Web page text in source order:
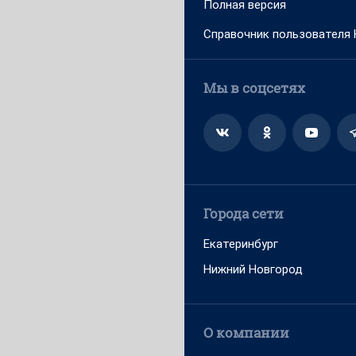
Полная версия
Справочник пользователя
Мы в соцсетях
Города сети
Екатеринбург
Нижний Новгород
О компании